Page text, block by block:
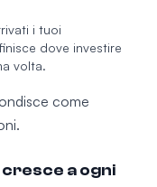
i tuoi
dove investire
volta.
come
a ogni